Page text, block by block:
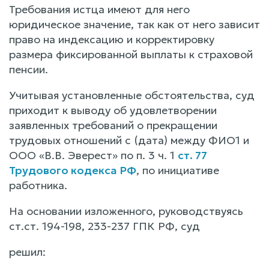
Требования истца имеют для него
юридическое значение, так как от него зависит
право на индексацию и корректировку
размера фиксированной выплаты к страховой
пенсии.
Учитывая установленные обстоятельства, суд
приходит к выводу об удовлетворении
заявленных требований о прекращении
трудовых отношений с (дата) между ФИО1 и
ООО «В.В. Эверест» по п. 3 ч. 1 ст. 77
Трудового кодекса РФ, по инициативе
работника.
На основании изложенного, руководствуясь
ст.ст. 194-198, 233-237 ГПК РФ, суд
решил: